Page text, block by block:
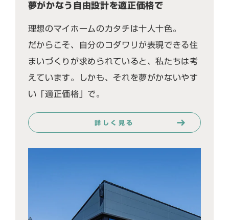
夢がかなう自由設計を適正価格で
理想のマイホームのカタチは十人十色。
だからこそ、自分のコダワリが表現できる住
まいづくりが求められていると、私たちは考
えています。しかも、それを夢がかないやす
い「適正価格」で。
詳しく見る